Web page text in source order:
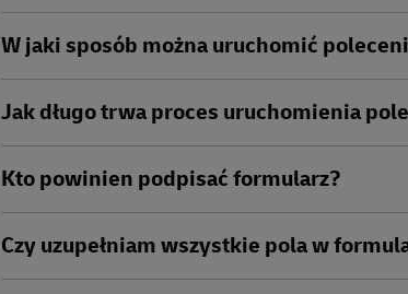
W jaki sposób można uruchomić
Jak długo trwa proces uruchomienia
Kto powinien podpisać formularz?
Czy uzupełniam wszystkie pola w